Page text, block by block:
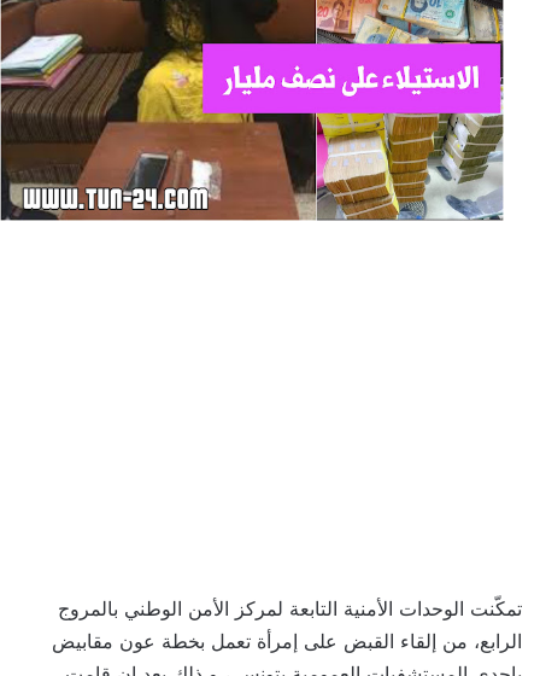
تمكّنت الوحدات الأمنية التابعة لمركز الأمن الوطني بالمروج
الرابع، من إلقاء القبض على إمرأة تعمل بخطة عون مقابيض